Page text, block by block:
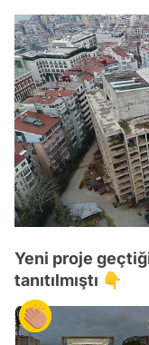
Yeni proje
tanıtılmıştı 👇